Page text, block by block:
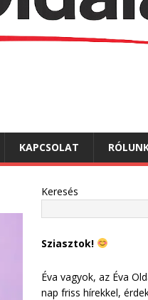
KAPCSOLAT
Keresés
Sziasztok!
Éva vagyok, az Éva
nap friss hírekkel,